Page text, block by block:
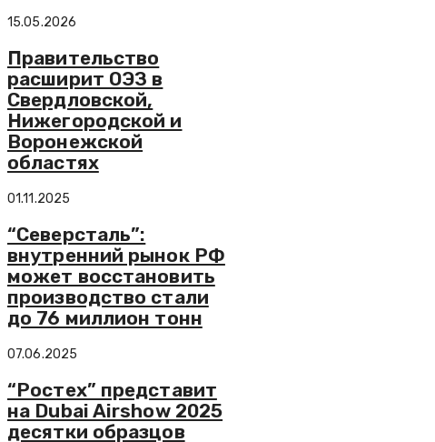
15.05.2026
Правительство
расширит ОЭЗ в
Свердловской,
Нижегородской и
Воронежской
областях
01.11.2025
“Северсталь”:
внутренний рынок РФ
может восстановить
производство стали
до 76 миллион тонн
07.06.2025
“Ростех” представит
на Dubai Airshow 2025
десятки образцов